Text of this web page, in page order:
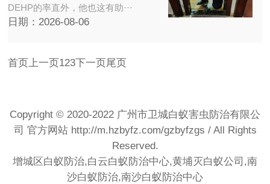
DEHP的率直外，他也这有助···
日期：2026-08-06
首页上一页 123下一页 尾页
Copyright © 2020-2022 广州市卫城白蚁害虫防治有限公
司 官方网站 http://m.hzbyfz.com/gzbyfzgs / All Rights
Reserved.
增城区白蚁防治,白云白蚁防治中心,黄埔灭白蚁公司,南
沙白蚁防治,南沙白蚁防治中心